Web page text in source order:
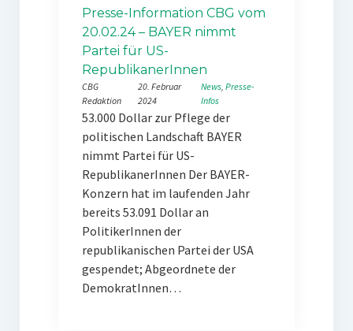
Presse-Information CBG vom
20.02.24 – BAYER nimmt
Partei für US-
RepublikanerInnen
CBG
Redaktion
20. Februar
2024
News, Presse-
Infos
53.000 Dollar zur Pflege der
politischen Landschaft BAYER
nimmt Partei für US-
RepublikanerInnen Der BAYER-
Konzern hat im laufenden Jahr
bereits 53.091 Dollar an
PolitikerInnen der
republikanischen Partei der USA
gespendet; Abgeordnete der
DemokratInnen…